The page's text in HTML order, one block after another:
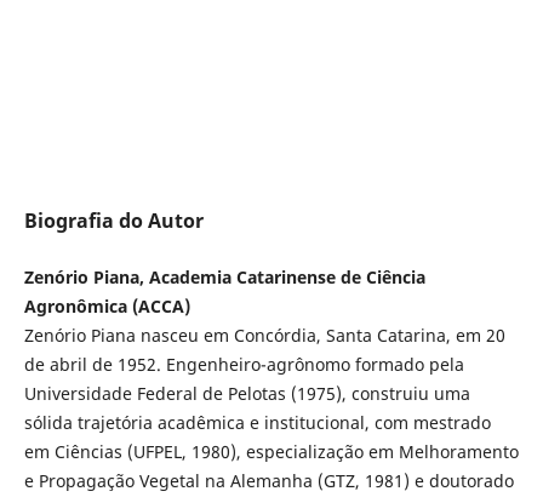
Biografia do Autor
Zenório Piana, Academia Catarinense de Ciência
Agronômica (ACCA)
Zenório Piana nasceu em Concórdia, Santa Catarina, em 20
de abril de 1952. Engenheiro-agrônomo formado pela
Universidade Federal de Pelotas (1975), construiu uma
sólida trajetória acadêmica e institucional, com mestrado
em Ciências (UFPEL, 1980), especialização em Melhoramento
e Propagação Vegetal na Alemanha (GTZ, 1981) e doutorado